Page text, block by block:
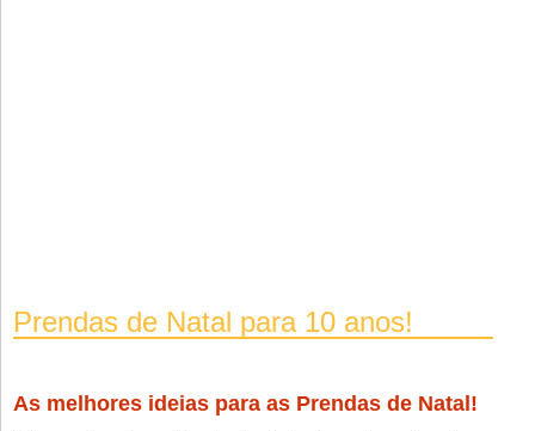
Prendas de Natal para 10 anos!
As melhores ideias para as Prendas de Natal!